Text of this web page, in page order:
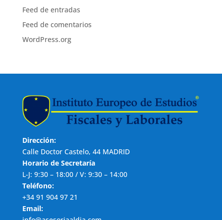
Feed de entradas
Feed de comentarios
WordPress.org
Dirección:
Calle Doctor Castelo, 44 MADRID
Horario de Secretaría
L-J: 9:30 – 18:00 / V: 9:30 – 14:00
Teléfono:
+34 91 904 97 21
Email: